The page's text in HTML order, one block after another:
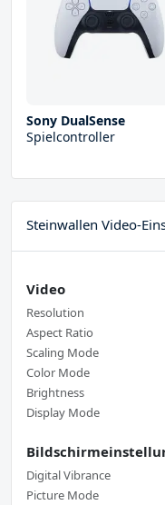
Sony DualSense
Spielcontroller
Steinwallen Video-
Video
Resolution
Aspect Ratio
Scaling Mode
Color Mode
Brightness
Display Mode
Digital Vibrance
Picture Mode